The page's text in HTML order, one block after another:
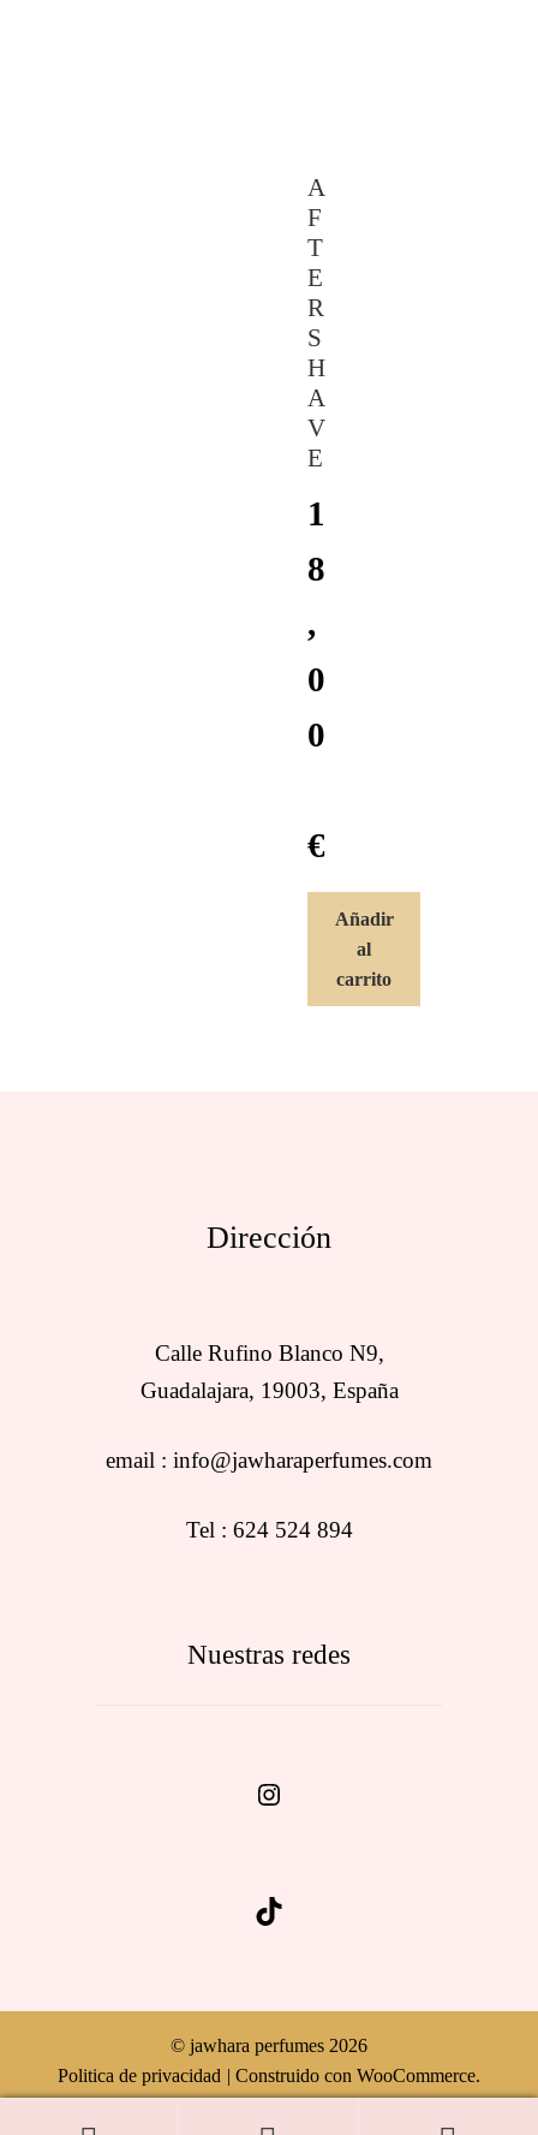
A
F
T
E
R
S
H
A
V
E
1
8
,
0
0
€
Añadir
al
carrito
Dirección
Calle Rufino Blanco N9,
Guadalajara, 19003, España
email : info@jawharaperfumes.com
Tel : 624 524 894
Nuestras redes
Instagram
TikTok
© jawhara perfumes 2026
Politica de privacidad
Construido con WooCommerce.